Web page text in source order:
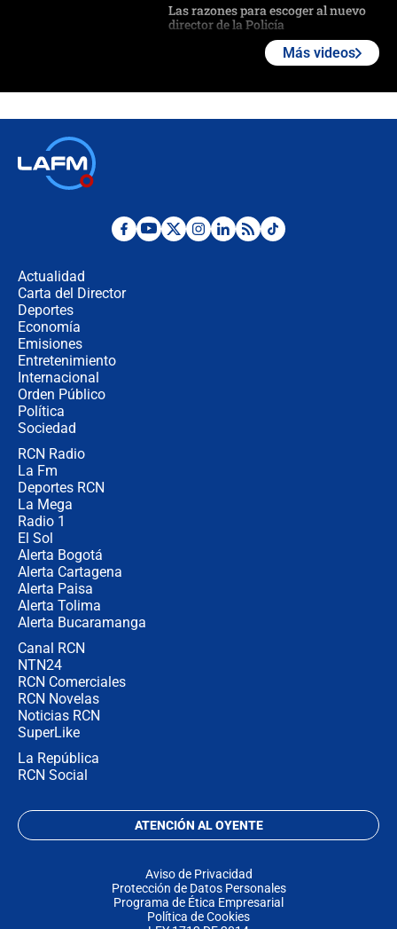
Las razones para escoger al nuevo
director de la Policía
"No hubo fraude ni posibilidad de
Más videos
Actualidad
Carta del Director
Deportes
Economía
Emisiones
Entretenimiento
Internacional
Orden Público
Política
Sociedad
RCN Radio
La Fm
Deportes RCN
La Mega
Radio 1
El Sol
Alerta Bogotá
Alerta Cartagena
Alerta Paisa
Alerta Tolima
Alerta Bucaramanga
Canal RCN
NTN24
RCN Comerciales
RCN Novelas
Noticias RCN
SuperLike
La República
RCN Social
ATENCIÓN AL OYENTE
Aviso de Privacidad
Protección de Datos Personales
Programa de Ética Empresarial
Política de Cookies